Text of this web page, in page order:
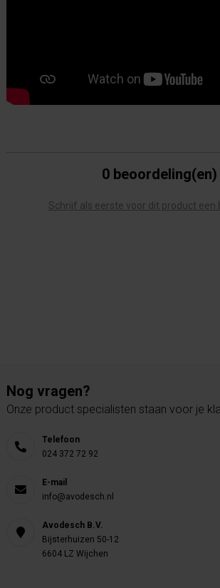
0 beoordeling(en)
Schrijf als eerste voor dit product een
Nog vragen?
Onze product specialisten staan voor je
Telefoon
024 372 72 92
E-mail
info@avodesch.nl
Avodesch B.V.
Bijsterhuizen 50-12
6604 LZ Wijchen